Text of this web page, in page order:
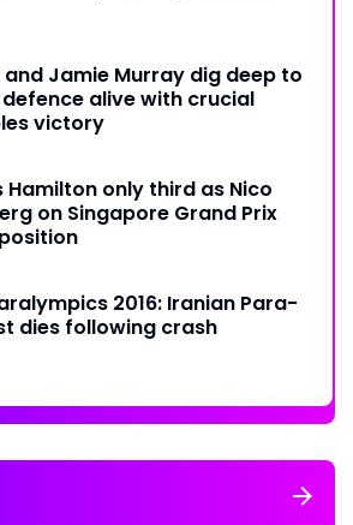
and Jamie Murray dig deep to
alive with crucial
victory
Hamilton only third as Nico
on Singapore Grand Prix
2016: Iranian Para-
dies following crash